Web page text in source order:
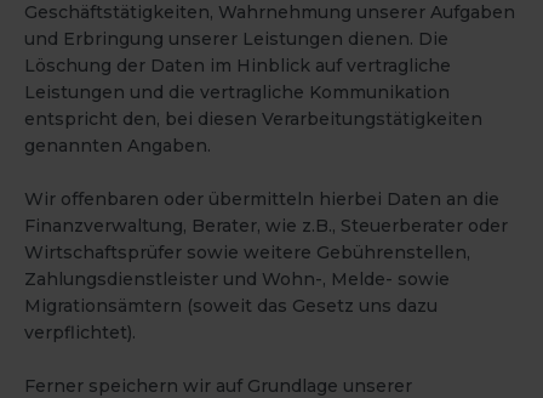
Geschäftstätigkeiten, Wahrnehmung unserer Aufgaben
und Erbringung unserer Leistungen dienen. Die
Löschung der Daten im Hinblick auf vertragliche
Leistungen und die vertragliche Kommunikation
entspricht den, bei diesen Verarbeitungstätigkeiten
genannten Angaben.
Wir offenbaren oder übermitteln hierbei Daten an die
Finanzverwaltung, Berater, wie z.B., Steuerberater oder
Wirtschaftsprüfer sowie weitere Gebührenstellen,
Zahlungsdienstleister und Wohn-, Melde- sowie
Migrationsämtern (soweit das Gesetz uns dazu
verpflichtet).
Ferner speichern wir auf Grundlage unserer